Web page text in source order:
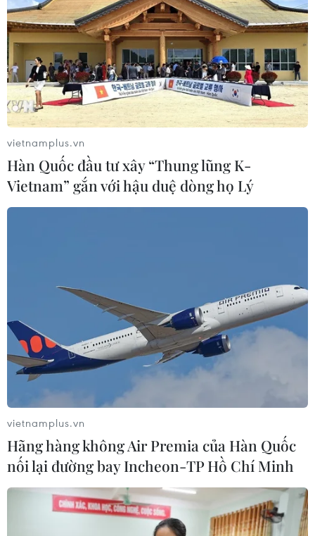
Tiếp nhận 85 công dân Việt bị tạm
giữ ở Campuchia vì “lừa đảo trực tuyến”
31/07/2025 04:20
Ngày 30/7, tại Cửa khẩu Quốc tế Hoa Lư, Bộ Chỉ huy
Quân sự tỉnh Đồng Nai tiếp nhận 85 công dân Việt
Nam do các cơ quan chức năng Campuchia bàn giao.
vietnamplus.vn
Hàn Quốc đầu tư xây “Thung lũng K-
Vietnam” gắn với hậu duệ dòng họ Lý
vietnamplus.vn
Hãng hàng không Air Premia của Hàn Quốc
nối lại đường bay Incheon-TP Hồ Chí Minh